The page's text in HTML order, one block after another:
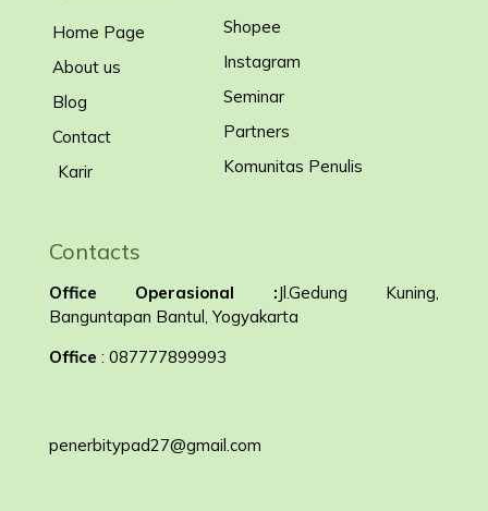
Home Page
About us
Blog
Contact
Karir
Shopee
Instagram
Seminar
Partners
Komunitas Penulis
Contacts
Office Operasional :Jl.Gedung Kuning,
Banguntapan Bantul, Yogyakarta
Office : 087777899993
penerbitypad27@gmail.com